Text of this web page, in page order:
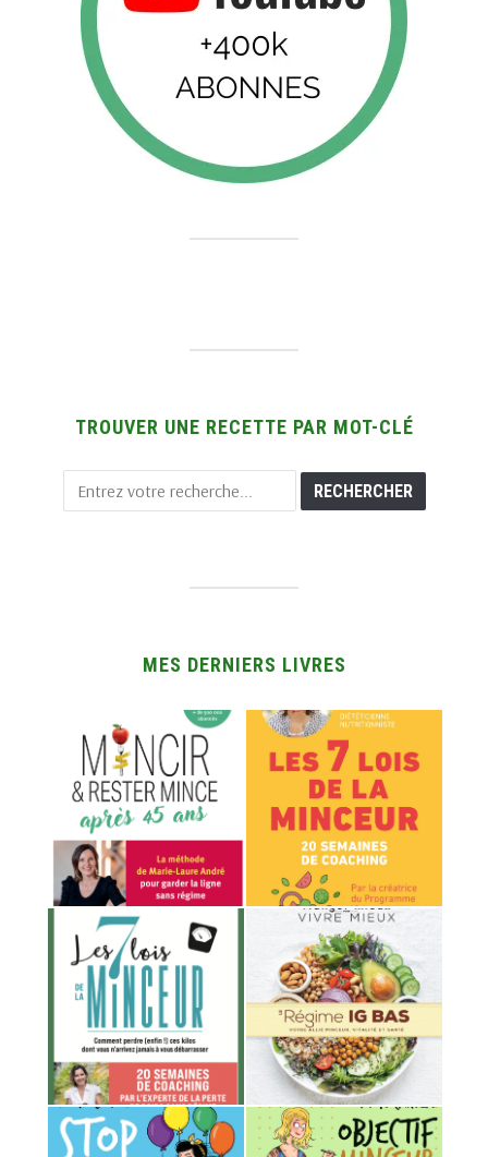
TROUVER UNE RECETTE PAR MOT-CLÉ
MES DERNIERS LIVRES